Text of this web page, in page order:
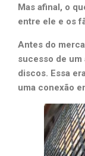
Mas afinal, o
entre ele e os
Antes do
sucesso de um
discos. Essa
uma conexão